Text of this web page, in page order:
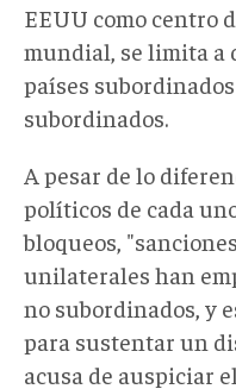
EEUU como centro
mundial, se limita
países
subordinados.
A pesar de lo
políticos de cada
bloqueos,
unilaterales han
no subordinados, y
para sustentar un
acusa de auspiciar